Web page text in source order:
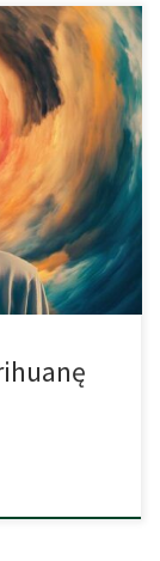
palący
miliardów
sięga
w
potrzebne